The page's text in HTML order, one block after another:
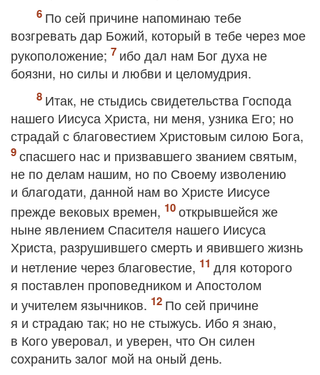
По сей причине напоминаю тебе
возгревать дар Божий, который в тебе через мое
рукоположение;
ибо дал нам Бог духа не
боязни, но силы и любви и целомудрия.
Итак, не стыдись свидетельства Господа
нашего Иисуса Христа, ни меня, узника Его; но
страдай с благовестием Христовым силою Бога,
спасшего нас и призвавшего званием святым,
не по делам нашим, но по Своему изволению
и благодати, данной нам во Христе Иисусе
прежде вековых времен,
открывшейся же
ныне явлением Спасителя нашего Иисуса
Христа, разрушившего смерть и явившего жизнь
и нетление через благовестие,
для которого
я поставлен проповедником и Апостолом
и учителем язычников.
По сей причине
я и страдаю так; но не стыжусь. Ибо я знаю,
в Кого уверовал, и уверен, что Он силен
сохранить залог мой на оный день.